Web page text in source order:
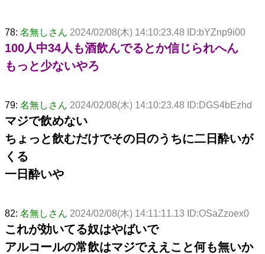
78: 名無しさん 2024/02/08(木) 14:10:23.48 ID:bYZnp9i00
100人中34人も酒飲んでるとか信じられへん
もっと少ないやろ
79: 名無しさん 2024/02/08(木) 14:10:23.48 ID:DGS4bEzhd
マジで飲めない
ちょっと飲むだけでその日のうちに二日酔いが
くる
一日酔いや
82: 名無しさん 2024/02/08(木) 14:11:11.13 ID:OSaZzoex0
これが効いてる奴はやばいで
アルコールの常飲はマジでええこと何も無いか